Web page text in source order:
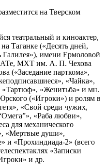
на Тверском
театральный и киноактер,
Таганке («Десять дней,
имени Ермоловой
МХТ им. А. П. Чехова
(«Заседание парткома»,
«Чайка»,
«Женитьба» и мн.
(«Игроки») и ролям в
«Свой среди чужих,
«Раба любви»,
для механического
«Мертвые души»,
и «Прохиндиада-2» (всего
«Записки
и др.